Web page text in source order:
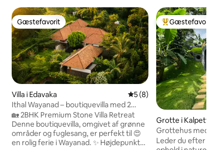
Gæstefavorit
Gæstefavorit
Villa i Edavaka 5 ud af 5 i gennemsnitlig
5 (8)
Ithal Wayanad – boutiquevilla med 2
soveværelser
🏡 2BHK Premium Stone Villa Retreat
Denne boutiquevilla, omgivet af grønne
områder og fuglesang, er perfekt til 😍
en rolig ferie i Wayanad. ✨ Højdepunkter
Bedste
Gæstefavorit
Grotte i Kalpetta
Grottehus med
FarmStay
Leder du efter et